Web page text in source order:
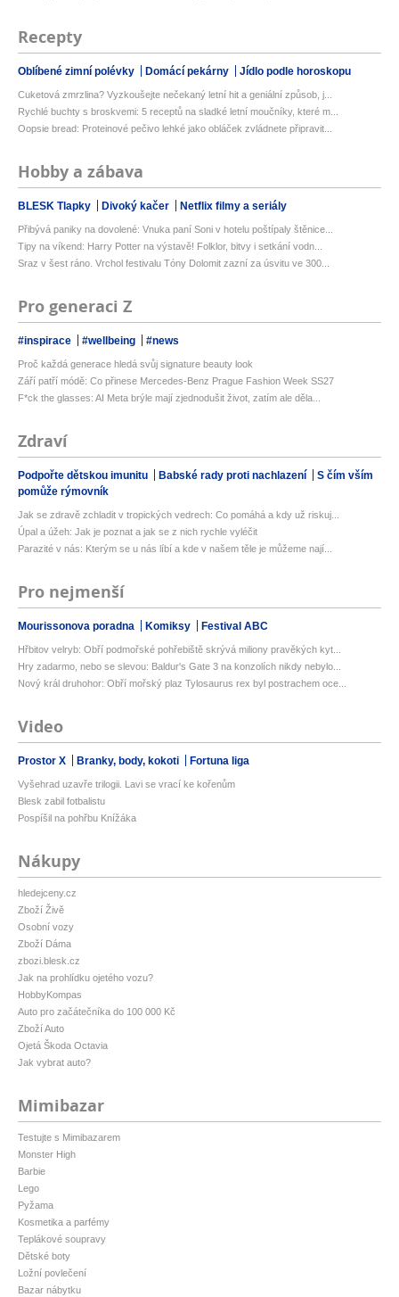
Recepty
Oblíbené zimní polévky Domácí pekárny Jídlo podle horoskopu
Cuketová zmrzlina? Vyzkoušejte nečekaný letní hit a geniální způsob, j...
Rychlé buchty s broskvemi: 5 receptů na sladké letní moučníky, které m...
Oopsie bread: Proteinové pečivo lehké jako obláček zvládnete připravit...
Hobby a zábava
BLESK Tlapky Divoký kačer Netflix filmy a seriály
Přibývá paniky na dovolené: Vnuka paní Soni v hotelu poštípaly štěnice...
Tipy na víkend: Harry Potter na výstavě! Folklor, bitvy i setkání vodn...
Sraz v šest ráno. Vrchol festivalu Tóny Dolomit zazní za úsvitu ve 300...
Pro generaci Z
#inspirace #wellbeing #news
Proč každá generace hledá svůj signature beauty look
Září patří módě: Co přinese Mercedes-Benz Prague Fashion Week SS27
F*ck the glasses: AI Meta brýle mají zjednodušit život, zatím ale děla...
Zdraví
Podpořte dětskou imunitu Babské rady proti nachlazení
S čím vším
pomůže rýmovník
Jak se zdravě zchladit v tropických vedrech: Co pomáhá a kdy už riskuj...
Úpal a úžeh: Jak je poznat a jak se z nich rychle vyléčit
Parazité v nás: Kterým se u nás líbí a kde v našem těle je můžeme nají...
Pro nejmenší
Mourissonova poradna Komiksy Festival ABC
Hřbitov velryb: Obří podmořské pohřebiště skrývá miliony pravěkých kyt...
Hry zadarmo, nebo se slevou: Baldur's Gate 3 na konzolích nikdy nebylo...
Nový král druhohor: Obří mořský plaz Tylosaurus rex byl postrachem oce...
Video
Prostor X Branky, body, kokoti Fortuna liga
Vyšehrad uzavře trilogii. Lavi se vrací ke kořenům
Blesk zabil fotbalistu
Pospíšil na pohřbu Knížáka
Nákupy
hledejceny.cz
Zboží Živě
Osobní vozy
Zboží Dáma
zbozi.blesk.cz
Jak na prohlídku ojetého vozu?
HobbyKompas
Auto pro začátečníka do 100 000 Kč
Zboží Auto
Ojetá Škoda Octavia
Jak vybrat auto?
Mimibazar
Testujte s Mimibazarem
Monster High
Barbie
Lego
Pyžama
Kosmetika a parfémy
Teplákové soupravy
Dětské boty
Ložní povlečení
Bazar nábytku